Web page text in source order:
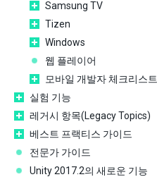
Samsung TV
Tizen
Windows
웹 플레이어
모바일 개발자 체크리스트
실험 기능
레거시 항목(Legacy Topics)
베스트 프랙티스 가이드
전문가 가이드
Unity 2017.2의 새로운 기능